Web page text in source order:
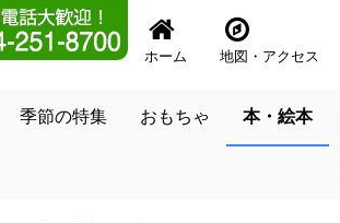
ホーム 地図・アクセス
季節の特集 おもちゃ 本・絵本